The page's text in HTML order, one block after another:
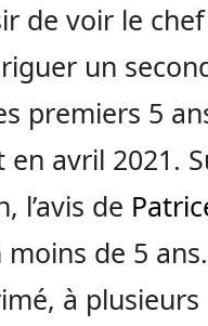
de voir le chef
un
premiers 5
en avril 2021.
l’avis de
moins de 5
à plusieurs